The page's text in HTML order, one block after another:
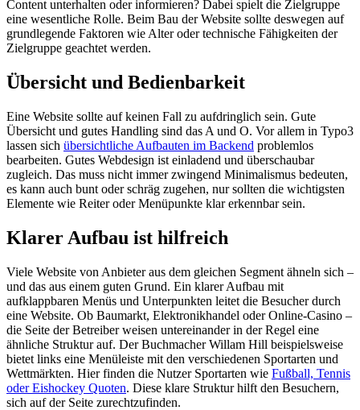
Content unterhalten oder informieren? Dabei spielt die Zielgruppe
eine wesentliche Rolle. Beim Bau der Website sollte deswegen auf
grundlegende Faktoren wie Alter oder technische Fähigkeiten der
Zielgruppe geachtet werden.
Übersicht und Bedienbarkeit
Eine Website sollte auf keinen Fall zu aufdringlich sein. Gute
Übersicht und gutes Handling sind das A und O. Vor allem in Typo3
lassen sich übersichtliche Aufbauten im Backend problemlos
bearbeiten. Gutes Webdesign ist einladend und überschaubar
zugleich. Das muss nicht immer zwingend Minimalismus bedeuten,
es kann auch bunt oder schräg zugehen, nur sollten die wichtigsten
Elemente wie Reiter oder Menüpunkte klar erkennbar sein.
Klarer Aufbau ist hilfreich
Viele Website von Anbieter aus dem gleichen Segment ähneln sich –
und das aus einem guten Grund. Ein klarer Aufbau mit
aufklappbaren Menüs und Unterpunkten leitet die Besucher durch
eine Website. Ob Baumarkt, Elektronikhandel oder Online-Casino –
die Seite der Betreiber weisen untereinander in der Regel eine
ähnliche Struktur auf. Der Buchmacher Willam Hill beispielsweise
bietet links eine Menüleiste mit den verschiedenen Sportarten und
Wettmärkten. Hier finden die Nutzer Sportarten wie Fußball, Tennis
oder Eishockey Quoten. Diese klare Struktur hilft den Besuchern,
sich auf der Seite zurechtzufinden.